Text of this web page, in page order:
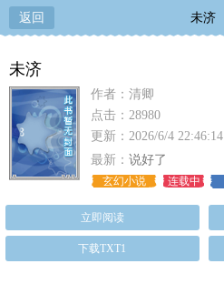
返回 未济
未济
作者：清卿
点击：28980
更新：2026/6/4 22:46:14
最新： 说好了
玄幻小说 连载中
立即阅读
下载TXT1